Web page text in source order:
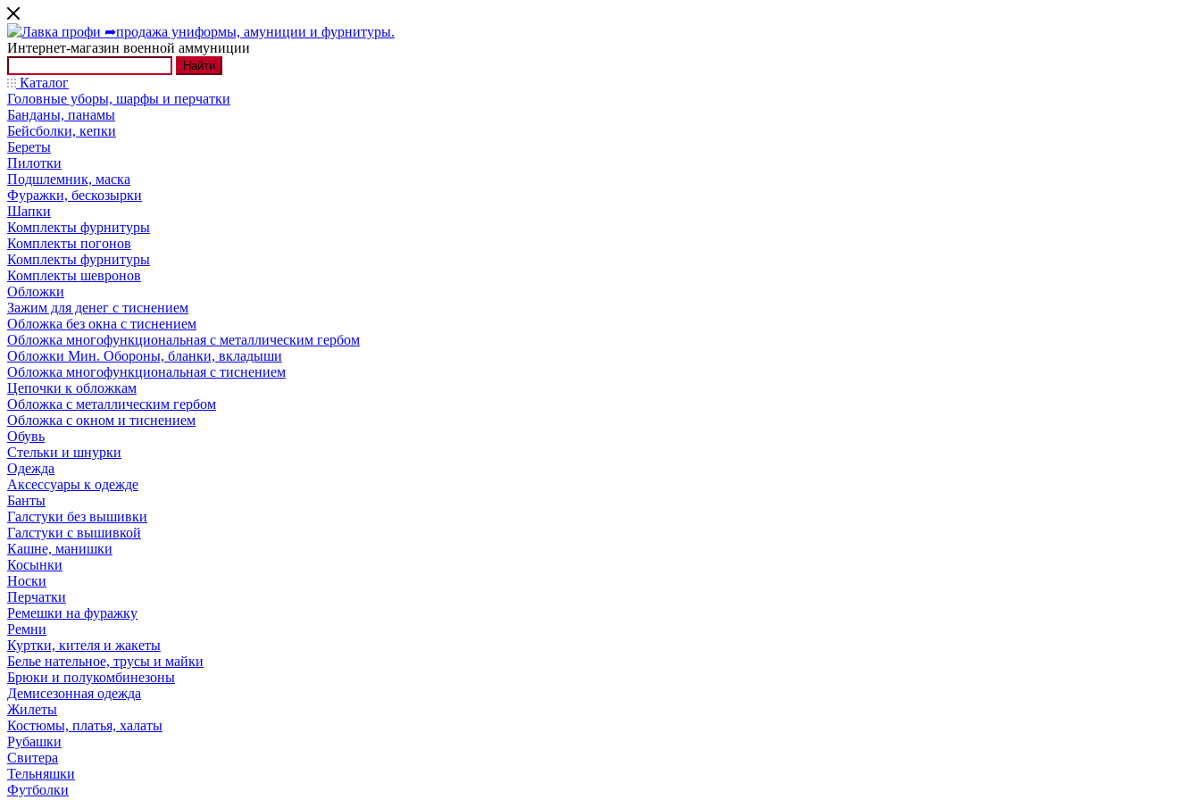
Интернет-магазин военной аммуниции
Найти
Каталог
Головные уборы, шарфы и перчатки
Банданы, панамы
Бейсболки, кепки
Береты
Пилотки
Подшлемник, маска
Фуражки, бескозырки
Шапки
Комплекты фурнитуры
Комплекты погонов
Комплекты фурнитуры
Комплекты шевронов
Обложки
Зажим для денег с тиснением
Обложка без окна с тиснением
Обложка многофункциональная с металлическим гербом
Обложки Мин. Обороны, бланки, вкладыши
Обложка многофункциональная с тиснением
Цепочки к обложкам
Обложка с металлическим гербом
Обложка с окном и тиснением
Обувь
Стельки и шнурки
Одежда
Аксессуары к одежде
Банты
Галстуки без вышивки
Галстуки с вышивкой
Кашне, манишки
Косынки
Носки
Перчатки
Ремешки на фуражку
Ремни
Куртки, кителя и жакеты
Белье нательное, трусы и майки
Брюки и полукомбинезоны
Демисезонная одежда
Жилеты
Костюмы, платья, халаты
Рубашки
Свитера
Тельняшки
Футболки